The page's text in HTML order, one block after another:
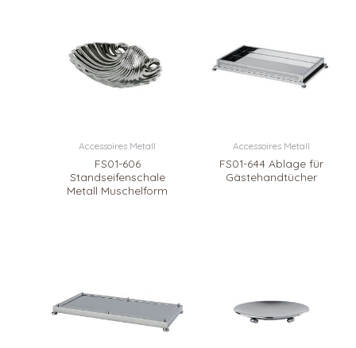
Accessoires Metall
FS01-606
Standseifenschale
Metall Muschelform
Accessoires Metall
FS01-644 Ablage für
Gästehandtücher